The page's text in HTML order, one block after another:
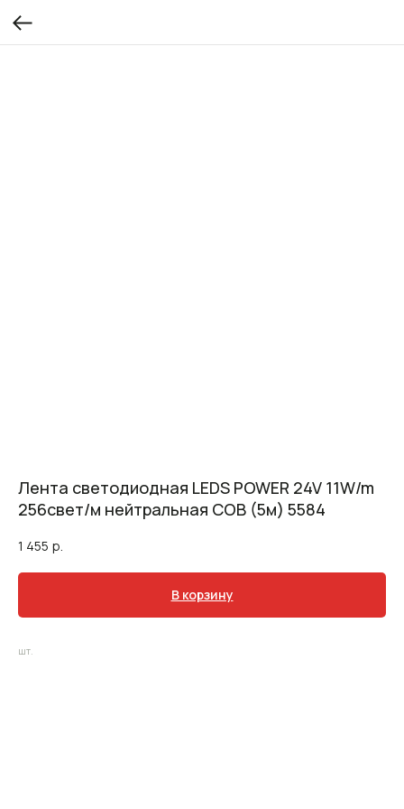
Лента светодиодная LEDS POWER 24V 11W/m
256свет/м нейтральная COB (5м) 5584
1 455 р.
В корзину
шт.